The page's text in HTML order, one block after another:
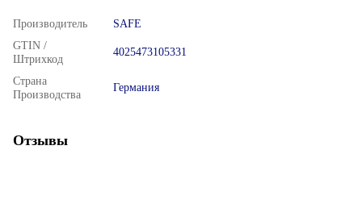
Производитель
SAFE
GTIN /
Штрихкод
4025473105331
Страна
Производства
Германия
Отзывы